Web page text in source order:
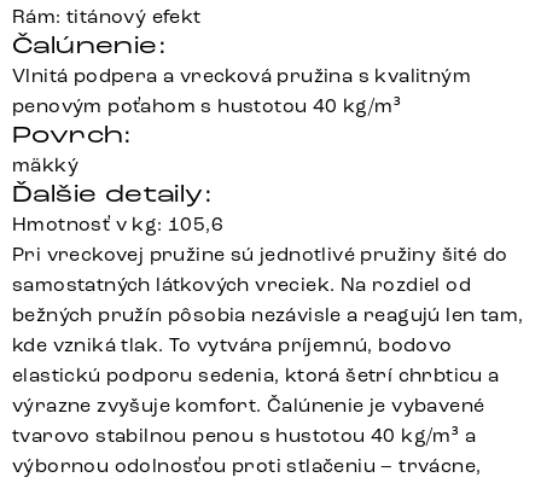
Rám: titánový efekt
Čalúnenie:
Vlnitá podpera a vrecková pružina s kvalitným
penovým poťahom s hustotou 40 kg/m³
Povrch:
mäkký
Ďalšie detaily:
Hmotnosť v kg: 105,6
Pri vreckovej pružine sú jednotlivé pružiny šité do
samostatných látkových vreciek. Na rozdiel od
bežných pružín pôsobia nezávisle a reagujú len tam,
kde vzniká tlak. To vytvára príjemnú, bodovo
elastickú podporu sedenia, ktorá šetrí chrbticu a
výrazne zvyšuje komfort. Čalúnenie je vybavené
tvarovo stabilnou penou s hustotou 40 kg/m³ a
výbornou odolnosťou proti stlačeniu – trvácne,